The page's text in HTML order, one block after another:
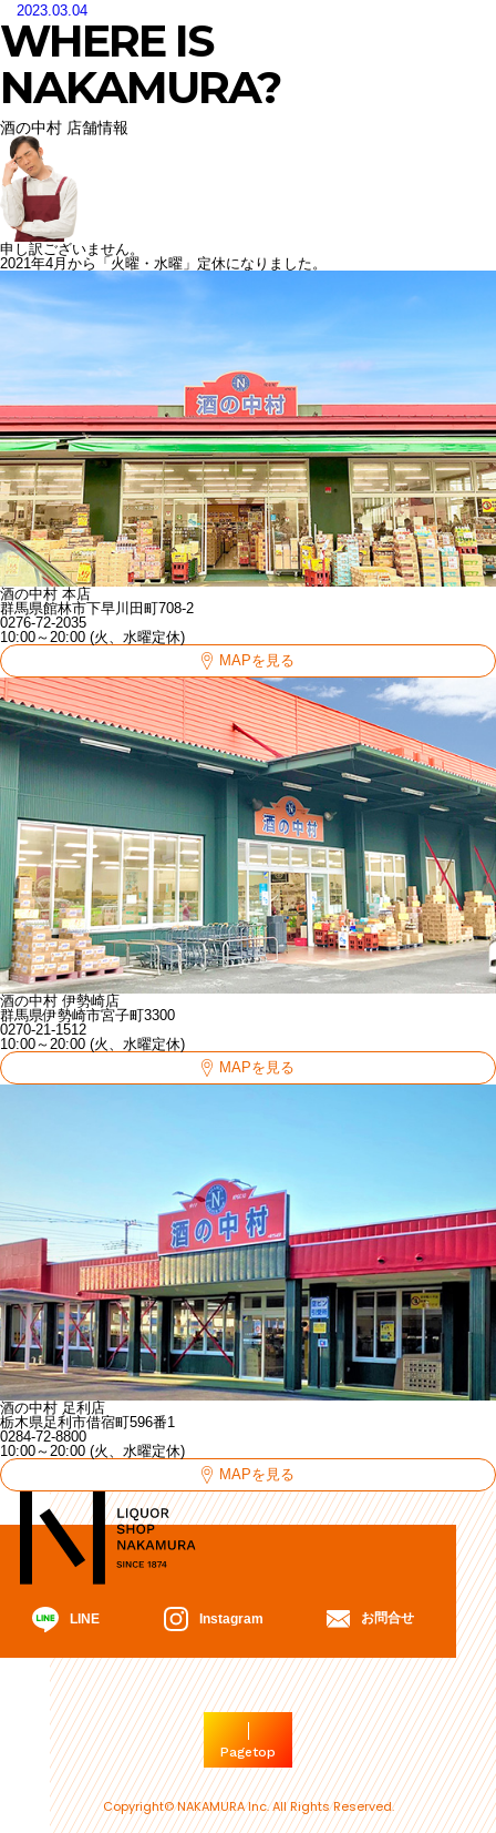
2023.03.04
WHERE IS
NAKAMURA?
酒の中村 店舗情報
申し訳ございません。
2021年4月から「火曜・水曜」定休になりました。
酒の中村 本店
群馬県館林市下早川田町708-2
0276-72-2035
10:00～20:00 (火、水曜定休)
MAPを見る
酒の中村 伊勢崎店
群馬県伊勢崎市宮子町3300
0270-21-1512
10:00～20:00 (火、水曜定休)
MAPを見る
酒の中村 足利店
栃木県足利市借宿町596番1
0284-72-8800
10:00～20:00 (火、水曜定休)
MAPを見る
LINE Instagram お問合せ
Pagetop
Copyright© NAKAMURA Inc. All Rights Reserved.